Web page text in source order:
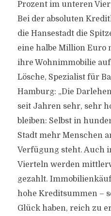
Prozent im unteren
Bei der absoluten
die Hansestadt die
eine halbe Million Euro
ihre Wohnimmobilie
Lösche, Spezialist für
Hamburg: „Die
seit Jahren sehr, sehr
bleiben: Selbst in
Stadt mehr Menschen
Verfügung steht. Auch
Vierteln werden
gezahlt.
hohe Kreditsummen –
Glück haben, reich zu